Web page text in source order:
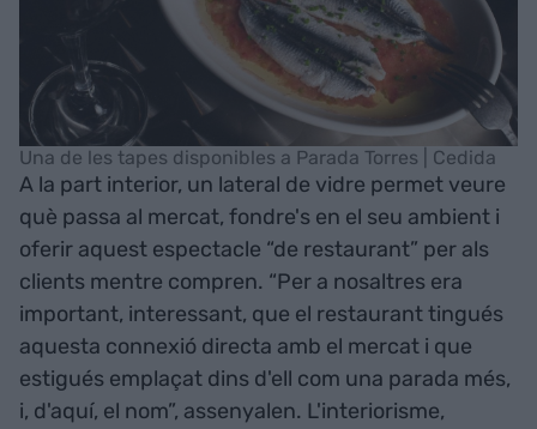
Una de les tapes disponibles a Parada Torres | Cedida
A la part interior, un lateral de vidre permet veure
què passa al mercat, fondre's en el seu ambient i
oferir aquest espectacle “de restaurant” per als
clients mentre compren. “Per a nosaltres era
important, interessant, que el restaurant tingués
aquesta connexió directa amb el mercat i que
estigués emplaçat dins d'ell com una parada més,
i, d'aquí, el nom”, assenyalen. L'interiorisme,